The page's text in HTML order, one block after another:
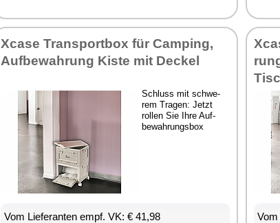
Xca­se Trans­port­box für Cam­ping,
Auf­be­wah­rung Kis­te mit De­ckel
Schluss mit schwe­
rem Tra­gen: Jetzt
rol­len Sie Ih­re Auf­
be­wah­rungs­box
Vom Lie­fe­ran­ten empf. VK: € 41,98